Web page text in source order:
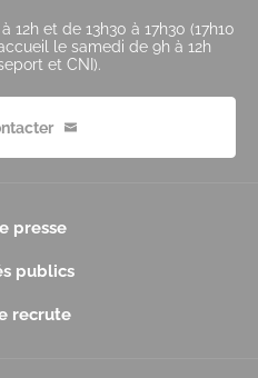
et de 13h30 à 17h30 (17h10
le samedi de 9h à 12h
et CNI).
presse
publics
recrute